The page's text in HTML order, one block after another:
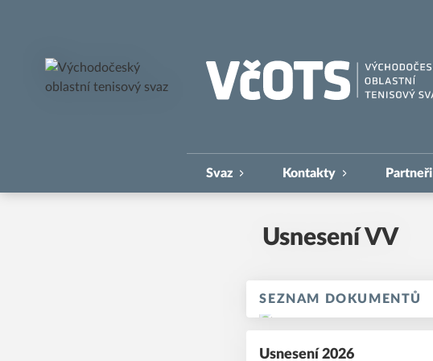
Svaz Kontakty Partneři
Usnesení VV
SEZNAM DOKUMENTŮ
Usnesení 2026